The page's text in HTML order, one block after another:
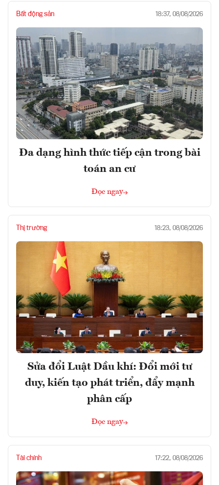
Bất động sản 18:37, 08/08/2026
Đa dạng hình thức tiếp cận trong bài
toán an cư
Đọc ngay
Thị trường 18:23, 08/08/2026
Sửa đổi Luật Dầu khí: Đổi mới tư
duy, kiến tạo phát triển, đẩy mạnh
phân cấp
Đọc ngay
Tài chính 17:22, 08/08/2026